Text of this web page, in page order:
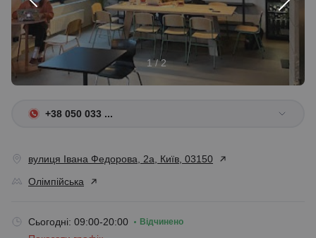
1 / 2
+38 050 033 ...
вулиця Івана Федорова, 2а, Київ, 03150
Олімпійська
Сьогодні: 09:00-20:00 Відчинено